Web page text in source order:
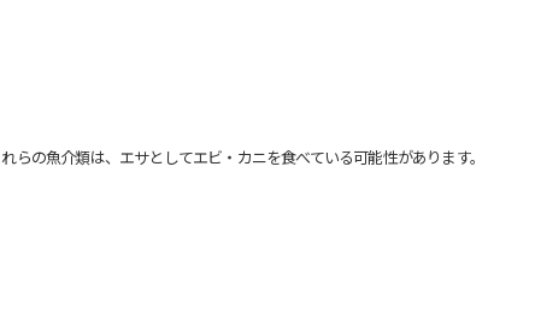
の魚介類は、エサとしてエビ・カニを食べている可能性があります。